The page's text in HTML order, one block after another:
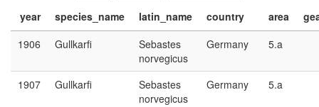
year species_name latin_name country area
1906
Gullkarfi
Sebastes
norvegicus
Germany 5.a
1907 Gullkarfi
Sebastes
norvegicus
Germany 5.a